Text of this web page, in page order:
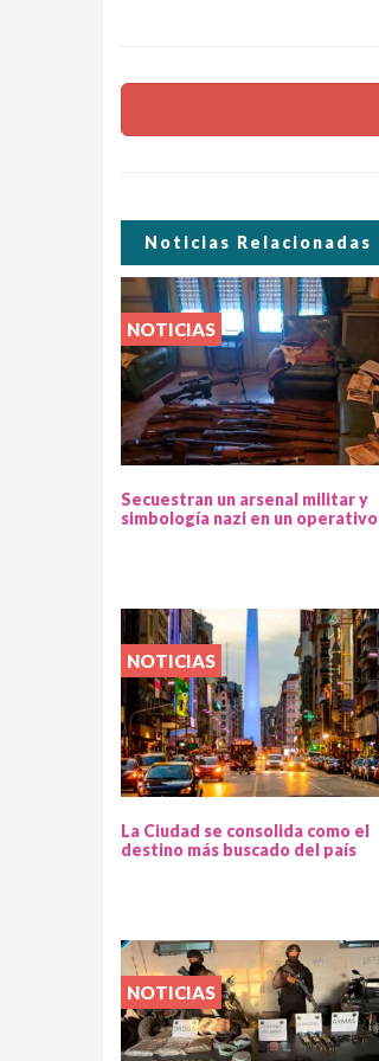
Noticias Relacionadas
NOTICIAS
Secuestran un arsenal militar y
simbología nazi en un operativo
NOTICIAS
La Ciudad se consolida como el
destino más buscado del país
NOTICIAS